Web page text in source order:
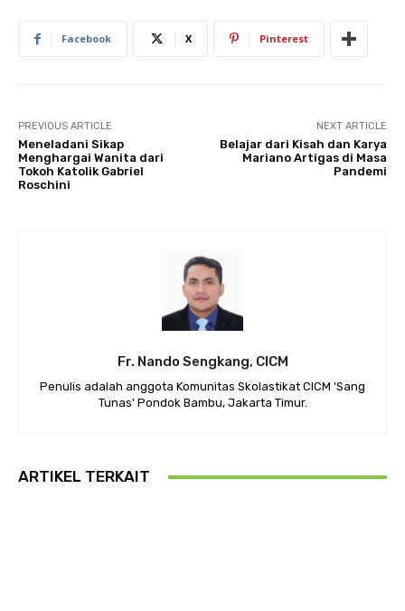
Facebook X Pinterest
PREVIOUS ARTICLE
Meneladani Sikap
Menghargai Wanita dari
Tokoh Katolik Gabriel
Roschini
NEXT ARTICLE
Belajar dari Kisah dan Karya
Mariano Artigas di Masa
Pandemi
Fr. Nando Sengkang, CICM
Penulis adalah anggota Komunitas Skolastikat CICM 'Sang
Tunas' Pondok Bambu, Jakarta Timur.
ARTIKEL TERKAIT